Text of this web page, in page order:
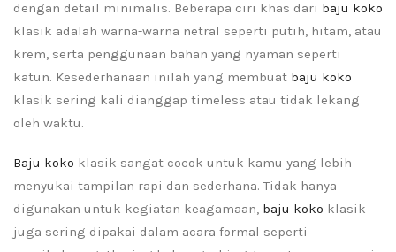
dengan detail minimalis. Beberapa ciri khas dari baju koko
klasik adalah warna-warna netral seperti putih, hitam, atau
krem, serta penggunaan bahan yang nyaman seperti
katun. Kesederhanaan inilah yang membuat baju koko
klasik sering kali dianggap timeless atau tidak lekang
oleh waktu.
Baju koko klasik sangat cocok untuk kamu yang lebih
menyukai tampilan rapi dan sederhana. Tidak hanya
digunakan untuk kegiatan keagamaan, baju koko klasik
juga sering dipakai dalam acara formal seperti